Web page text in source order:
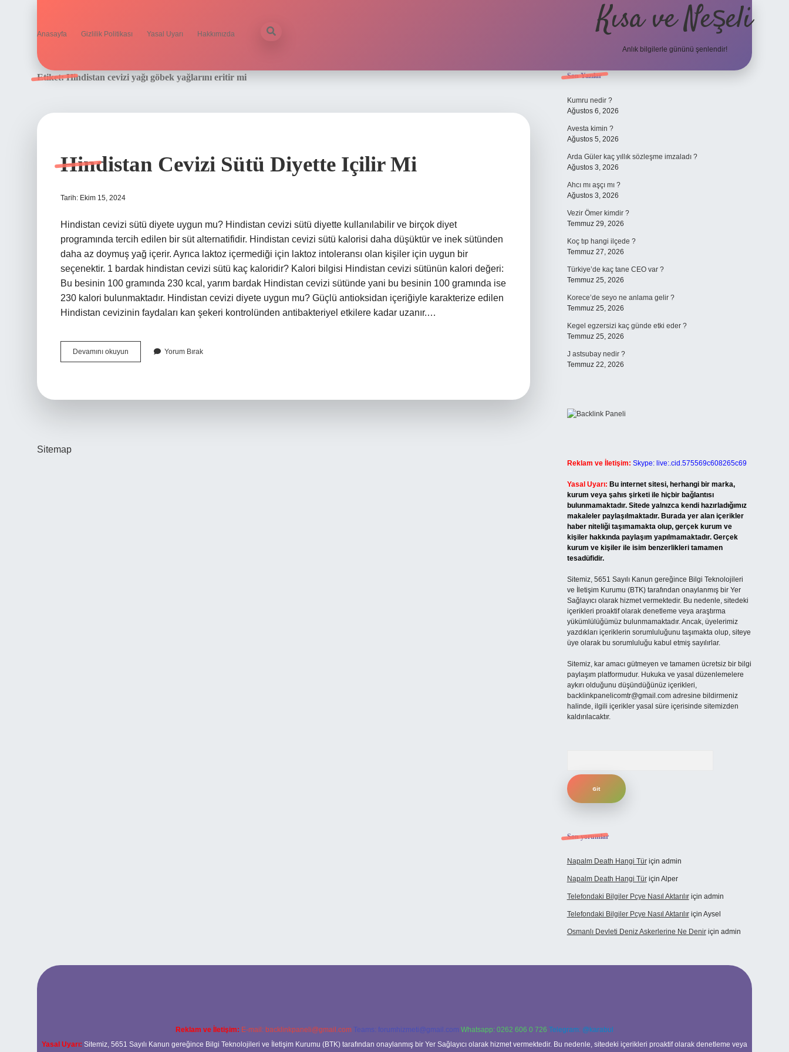
Anasayfa Gizlilik Politikası Yasal Uyarı Hakkımızda Kısa ve Neşeli
Anlık bilgilerle gününü şenlendir!
Etiket:Hindistan cevizi yağı göbek yağlarını eritir mi
Hindistan Cevizi Sütü Diyette Içilir Mi
Tarih: Ekim 15, 2024
Hindistan cevizi sütü diyete uygun mu? Hindistan cevizi sütü diyette kullanılabilir ve birçok diyet
programında tercih edilen bir süt alternatifidir. Hindistan cevizi sütü kalorisi daha düşüktür ve inek sütünden
daha az doymuş yağ içerir. Ayrıca laktoz içermediği için laktoz intoleransı olan kişiler için uygun bir
seçenektir. 1 bardak hindistan cevizi sütü kaç kaloridir? Kalori bilgisi Hindistan cevizi sütünün kalori değeri:
Bu besinin 100 gramında 230 kcal, yarım bardak Hindistan cevizi sütünde yani bu besinin 100 gramında ise
230 kalori bulunmaktadır. Hindistan cevizi diyete uygun mu? Güçlü antioksidan içeriğiyle karakterize edilen
Hindistan cevizinin faydaları kan şekeri kontrolünden antibakteriyel etkilere kadar uzanır.…
Devamını okuyun Hindistan
Cevizi
Yorum Bırak
Sitemap
Sidebar
Son Yazılar
Kumru nedir ?
Ağustos 6, 2026
Avesta kimin ?
Ağustos 5, 2026
Arda Güler kaç yıllık sözleşme imzaladı ?
Ağustos 3, 2026
Ahcı mı aşçı mı ?
Ağustos 3, 2026
Vezir Ömer kimdir ?
Temmuz 29, 2026
Koç tıp hangi ilçede ?
Temmuz 27, 2026
Türkiye’de kaç tane CEO var ?
Temmuz 25, 2026
Korece’de seyo ne anlama gelir ?
Temmuz 25, 2026
Kegel egzersizi kaç günde etki eder ?
Temmuz 25, 2026
J astsubay nedir ?
Temmuz 22, 2026
Reklam ve İletişim: Skype: live:.cid.575569c608265c69
Yasal Uyarı: Bu internet sitesi, herhangi bir marka,
kurum veya şahıs şirketi ile hiçbir bağlantısı
bulunmamaktadır. Sitede yalnızca kendi hazırladığımız
makaleler paylaşılmaktadır. Burada yer alan içerikler
haber niteliği taşımamakta olup, gerçek kurum ve
kişiler hakkında paylaşım yapılmamaktadır. Gerçek
kurum ve kişiler ile isim benzerlikleri tamamen
tesadüfidir.
Sitemiz, 5651 Sayılı Kanun gereğince Bilgi Teknolojileri
ve İletişim Kurumu (BTK) tarafından onaylanmış bir Yer
Sağlayıcı olarak hizmet vermektedir. Bu nedenle, sitedeki
içerikleri proaktif olarak denetleme veya araştırma
yükümlülüğümüz bulunmamaktadır. Ancak, üyelerimiz
yazdıkları içeriklerin sorumluluğunu taşımakta olup, siteye
üye olarak bu sorumluluğu kabul etmiş sayılırlar.
Sitemiz, kar amacı gütmeyen ve tamamen ücretsiz bir bilgi
paylaşım platformudur. Hukuka ve yasal düzenlemelere
aykırı olduğunu düşündüğünüz içerikleri,
backlinkpanelicomtr@gmail.comadresine bildirmeniz
halinde, ilgili içerikler yasal süre içerisinde sitemizden
kaldırılacaktır.
Son yorumlar
Napalm Death Hangi Türiçin admin
Napalm Death Hangi Türiçin Alper
Telefondaki Bilgiler Pcye Nasıl Aktarılıriçin admin
Telefondaki Bilgiler Pcye Nasıl Aktarılıriçin Aysel
Osmanlı Devleti Deniz Askerlerine Ne Deniriçin admin
Reklam ve İletişim: E-mail: backlinkpaneli@gmail.com Teams: forumhizmeti@gmail.com Whatsapp: 0262 606 0 726 Telegram: @karabul
Yasal Uyarı: Sitemiz, 5651 Sayılı Kanun gereğince Bilgi Teknolojileri ve İletişim Kurumu (BTK) tarafından onaylanmış bir Yer Sağlayıcı olarak hizmet vermektedir. Bu nedenle, sitedeki içerikleri proaktif olarak denetleme veya